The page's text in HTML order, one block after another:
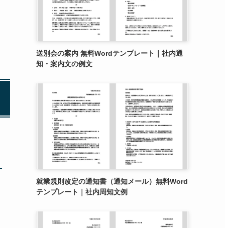
送別会の案内 無料Wordテンプレート｜社内通
知・案内文の例文
就業規則改定の通知書（通知メール）無料Word
テンプレート｜社内周知文例